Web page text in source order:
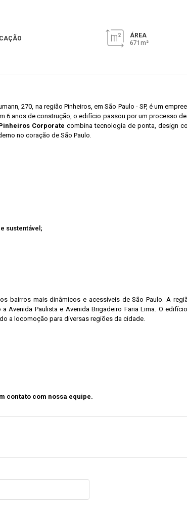
ÁREA
671m²
270, na região Pinheiros, em São Paulo - SP, é um
6 anos de construção, o edifício passou por um processo
Corporate combina tecnologia de ponta, design
no coração de São Paulo.
sustentável;
bairros mais dinâmicos e acessíveis de São Paulo. A
Avenida Paulista e Avenida Brigadeiro Faria Lima. O
a locomoção para diversas regiões da cidade.
contato com nossa equipe.